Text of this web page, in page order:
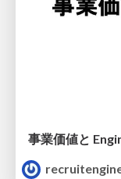
事業価値と